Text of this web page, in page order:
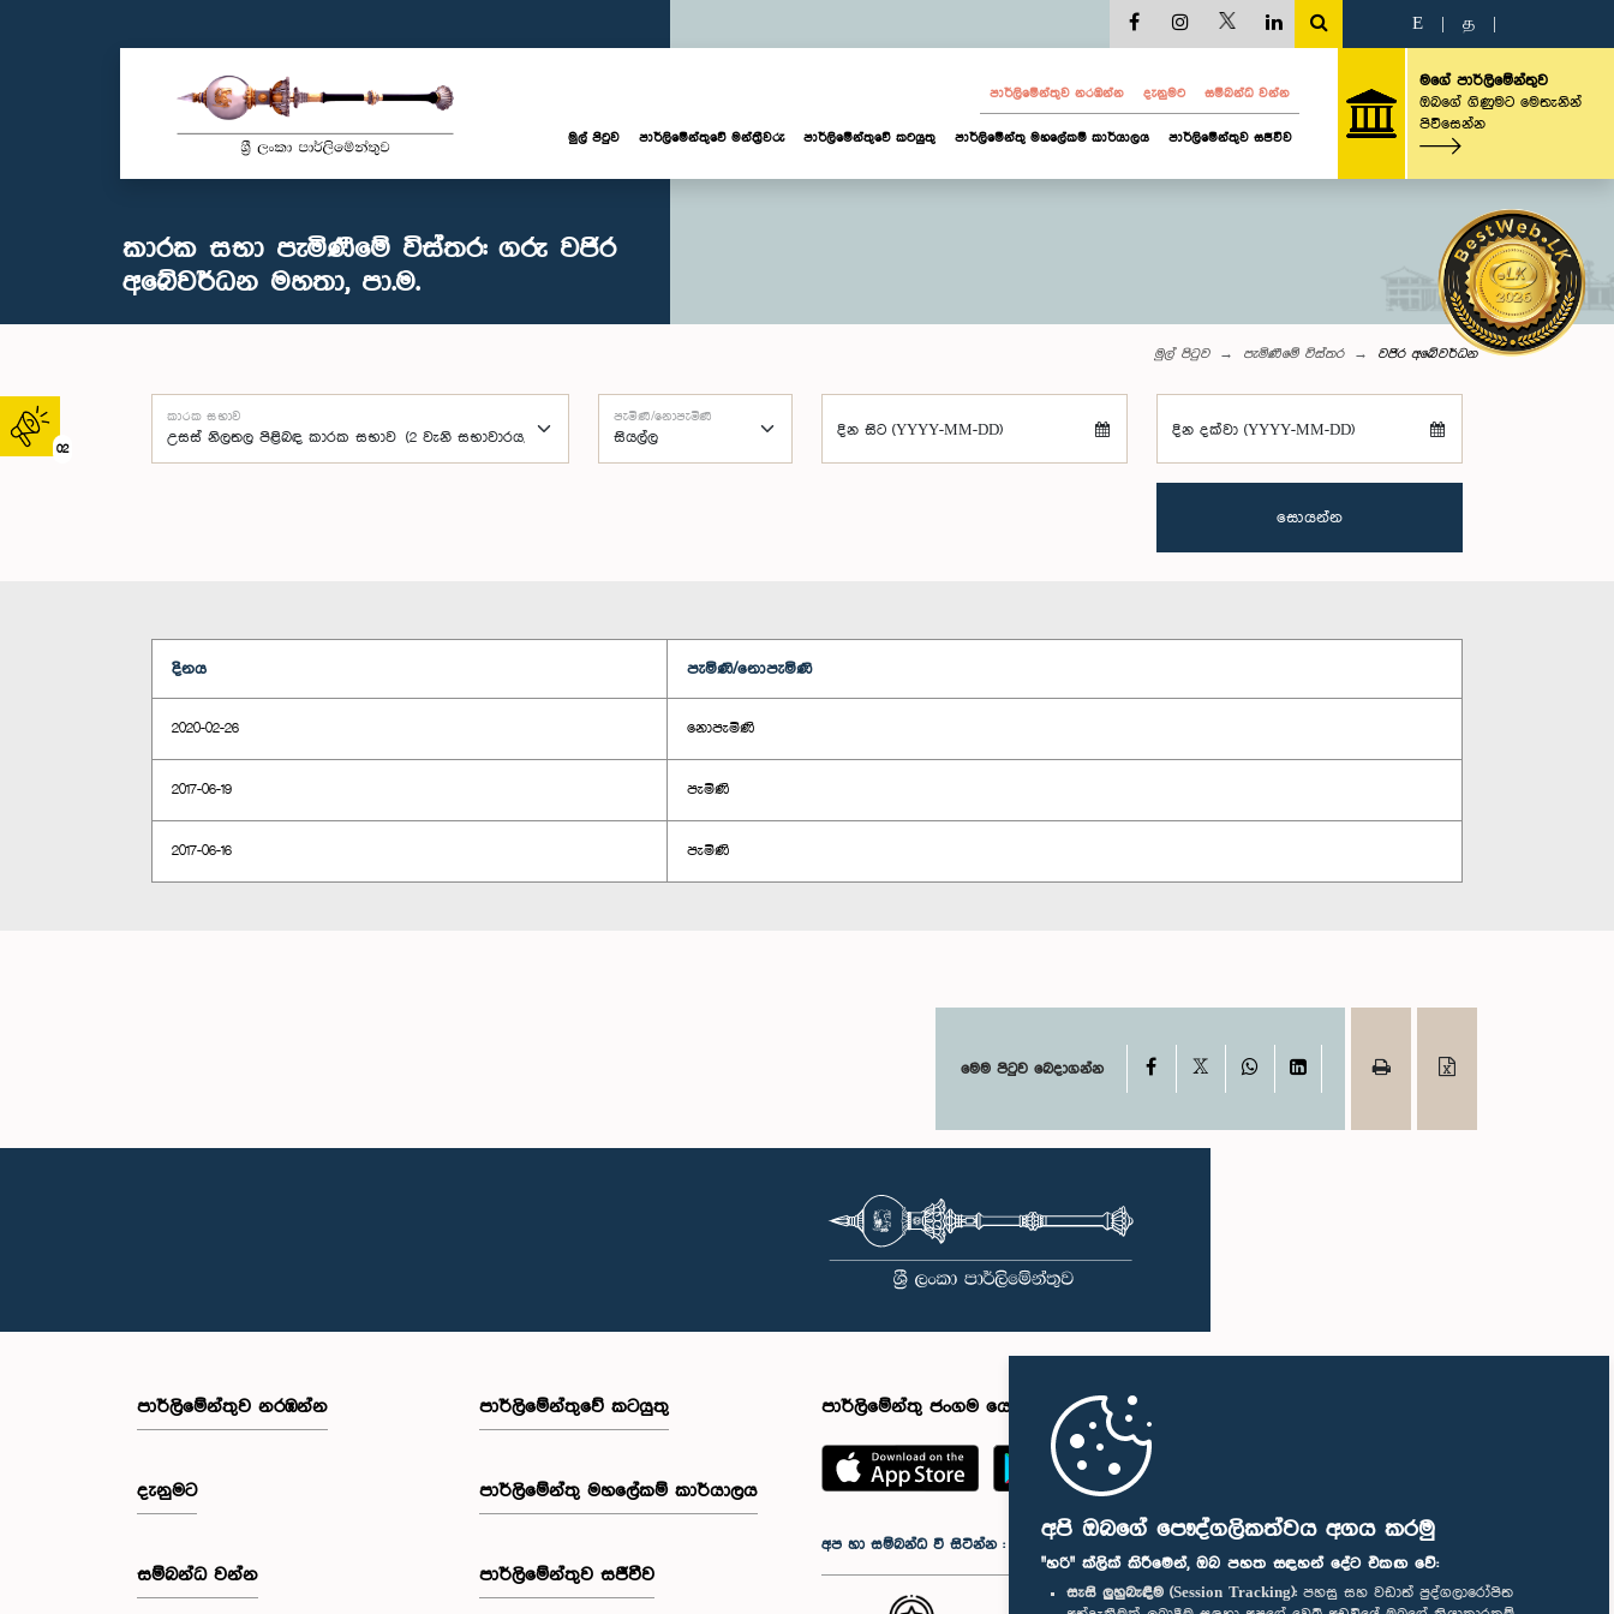
අපි ඔබගේ පෞද්ගලිකත්වය අගය කරමු
"හරි" ක්ලික් කිරීමෙන්, ඔබ පහත සඳහන් දේට එකඟ වේ:
සැසි ලුහුබැඳීම (Session Tracking): පහසු සහ වඩාත් පුද්ගලාරෝපිත
02
E த
පාර්ලි‌මේන්තුව නරඹන්න දැනුමට සම්බන්ධ වන්න
මුල් පිටුව පාර්ලි‌මේන්තුවේ මන්ත්‍රීවරු පාර්ලිමේන්තුවේ කටයුතු පාර්ලිමේන්තු මහලේකම් කාර්යාලය පාර්ලිමේන්තුව සජීවීව
මගේ පාර්ලිමේන්තුව
ඔබගේ ගිණුමට මෙතැනින්
පිවිසෙන්න
කාරක සභා පැමිණීමේ විස්තර: ගරු වජිර
අබේවර්ධන මහතා, පා.ම.
මුල් පිටුව පැමිණීමේ විස්තර වජිර අබේවර්ධන
කාරක සභාව පැමිණි/නොපැමිණි
දින සිට (YYYY-MM-DD) දින දක්වා (YYYY-MM-DD)
සොයන්න
දිනය පැමිණි/නොපැමිණි
2020-02-26 නොපැමිණි
2017-06-19 පැමිණි
2017-06-16 පැමිණි
මෙම පිටුව බෙදාගන්න Facebook WhatsAppLinkedIn
පාර්ලි‌මේන්තුව නරඹන්න
දැනුමට
සම්බන්ධ වන්න
පාර්ලිමේන්තුවේ කටයුතු
පාර්ලිමේන්තු මහලේකම් කාර්යාලය
පාර්ලිමේන්තුව සජීවීව
පාර්ලිමේන්තු ජංගම යෙදුම
අප හා සම්බන්ධ වී සිටින්න :